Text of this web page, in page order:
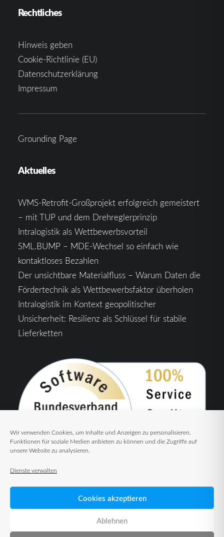
Wir verwenden Cookies, um Inhalte und Anzeigen zu personalisieren,
Funktionen für soziale Medien anbieten zu können und die Zugriffe auf
unsere Website zu analysieren.
Dienste verwalten
Cookies akzeptieren
Ablehnen
Rechtliches
Hinweis geben
Cookie-Richtlinie (EU)
Datenschutzerklärung
Impressum
Grounding Page
Aktuelles
WMS-Retrofit-Großprojekt erfolgreich gemeistert
– mit TUP und dem Drehreglerprinzip
Intralogistik als Wettbewerbsvorteil
SML.BUMP – MDE-Wechsel so einfach wie
kontaktloses Bezahlen
Der unsichtbare Materialfluss – Warum Daten die
Fördertechnik als Wettbewerbsfaktor überholen
Intralogistik im Kontext geopolitischer
Unsicherheit: Resilienz als Schlüssel für stabile
Lieferketten